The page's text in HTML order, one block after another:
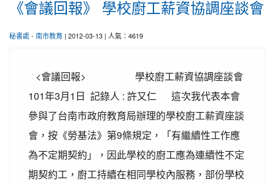
《會議回報》 學校廚工薪資協調座談會
秘書處- 南市教育 | 2012-03-13 | 人氣：4619
<會議回報> 學校廚工薪資協調座談會
101年3月1日 記錄人 : 許又仁 這次我代表本會
參與了台南市政府教育局辦理的學校廚工薪資座談
會，按《勞基法》第9條規定，「有繼續性工作應
為不定期契約」，因此學校的廚工應為連續性不定
期契約工，廚工持續在相同學校內服務，部份學校